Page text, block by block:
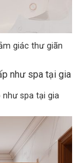
giác thư giãn
như spa tại gia